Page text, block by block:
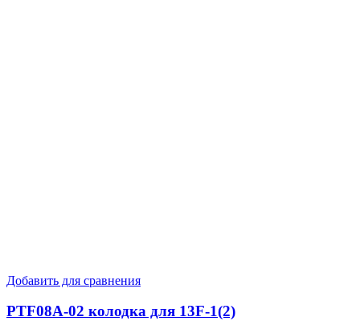
Добавить для сравнения
PTF08A-02 колодка для 13F-1(2)